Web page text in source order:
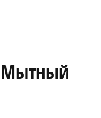
Мытный